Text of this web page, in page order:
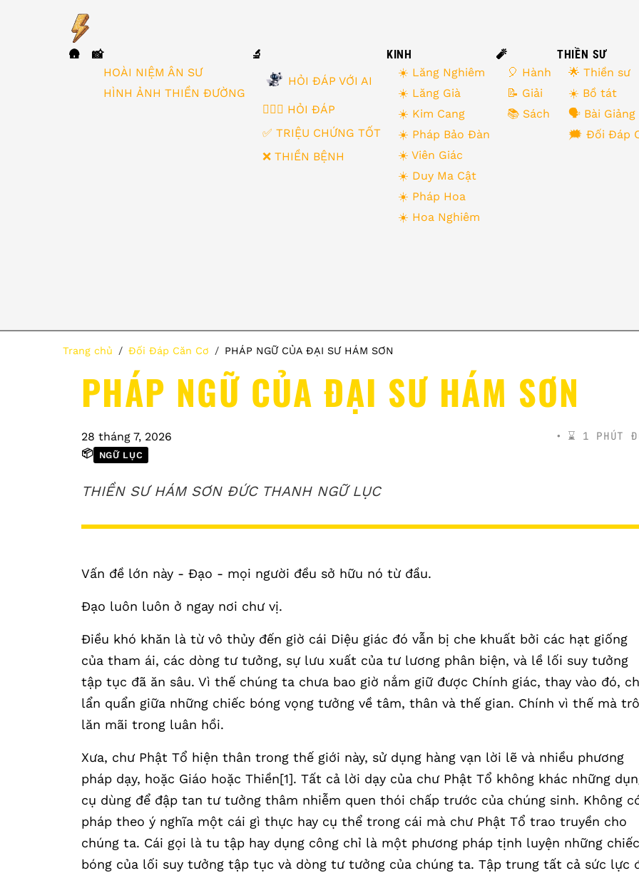
🛖
📸
HOÀI NIỆM ÂN SƯ
HÌNH ẢNH THIỀN ĐƯỜNG
🔬
HỎI ĐÁP VỚI AI
🙋🏻‍♂️ HỎI ĐÁP
✅ TRIỆU CHỨNG TỐT
❌ THIỀN BỆNH
KINH
☀️ Lăng Nghiêm
☀️ Lăng Già
☀️ Kim Cang
☀️ Pháp Bảo Đàn
☀️ Viên Giác
☀️ Duy Ma Cật
☀️ Pháp Hoa
☀️ Hoa Nghiêm
🧨
🎈 Hành
📝 Giải
📚 Sách
THIỀN SƯ
🌟 Thiền sư
☀️ Bồ tát
🗣 Bài Giảng
🗯 Đối Đáp
Trang chủ Đối Đáp Căn Cơ PHÁP NGỮ CỦA ĐẠI SƯ HÁM SƠN
PHÁP NGỮ CỦA ĐẠI SƯ HÁM SƠN
28 tháng 7, 2026 ⌛️ 1 PHÚT
📦 NGỮ LỤC
THIỀN SƯ HÁM SƠN ĐỨC THANH NGỮ LỤC
Vấn đề lớn này - Đạo - mọi người đều sở hữu nó từ đầu.
Đạo luôn luôn ở ngay nơi chư vị.
Điều khó khăn là từ vô thủy đến giờ cái Diệu giác đó vẫn bị che khuất bởi các hạt giống
của tham ái, các dòng tư tưởng, sự lưu xuất của tư lương phân biện, và lề lối suy tưởng
tập tục đã ăn sâu. Vì thế chúng ta chưa bao giờ nắm giữ được Chính giác, thay vào đó,
lẩn quẩn giữa những chiếc bóng vọng tưởng về tâm, thân và thế gian. Chính vì thế mà
lăn mãi trong luân hồi.
Xưa, chư Phật Tổ hiện thân trong thế giới này, sử dụng hàng vạn lời lẽ và nhiều phương
pháp dạy, hoặc Giáo hoặc Thiền[1]. Tất cả lời dạy của chư Phật Tổ không khác những
cụ dùng để đập tan tư tưởng thâm nhiễm quen thói chấp trước của chúng sinh. Không
pháp theo ý nghĩa một cái gì thực hay cụ thể trong cái mà chư Phật Tổ trao truyền cho
chúng ta. Cái gọi là tu tập hay dụng công chỉ là một phương pháp tịnh luyện những chiếc
bóng của lối suy tưởng tập tục và dòng tư tưởng của chúng ta. Tập trung tất cả sức lực